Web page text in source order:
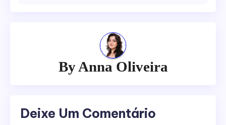
ByAnna Oliveira
Deixe Um Comentário